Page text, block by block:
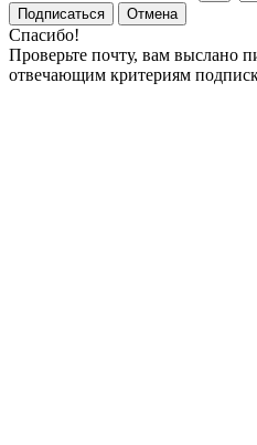
Подписаться
Отмена
Спасибо!
Проверьте почту, вам выслано
отвечающим критериям